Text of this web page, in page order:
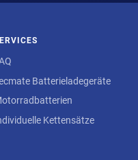
Batterieladegeräte
Kettensätze